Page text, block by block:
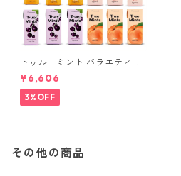
トゥルーミント バラエティー
パック 5種類, 各3個（計15
個）(13g×15個)
¥6,606
3%OFF
その他の商品